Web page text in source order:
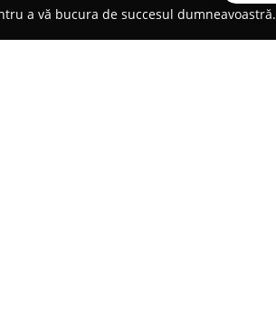
a vă bucura de succesul dumneavoastră.